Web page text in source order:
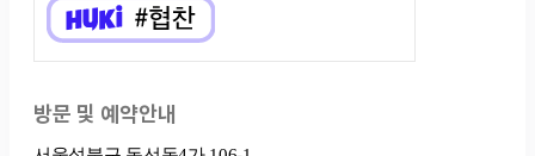
방문 및 예약안내